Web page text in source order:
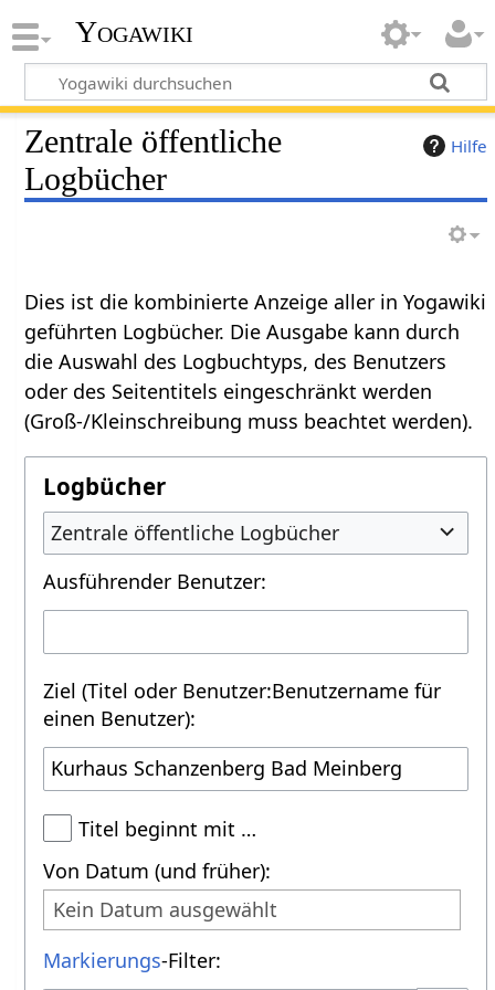
Yogawiki
Hilfe
Zentrale öffentliche
Logbücher
Dies ist die kombinierte Anzeige aller in Yogawiki
geführten Logbücher. Die Ausgabe kann durch
die Auswahl des Logbuchtyps, des Benutzers
oder des Seitentitels eingeschränkt werden
(Groß-/Kleinschreibung muss beachtet werden).
Logbücher
Zentrale öffentliche Logbücher
Ausführender Benutzer:
Ziel (Titel oder Benutzer:Benutzername für
einen Benutzer):
Titel beginnt mit …
Von Datum (und früher):
Kein Datum ausgewählt
Markierungs-Filter: